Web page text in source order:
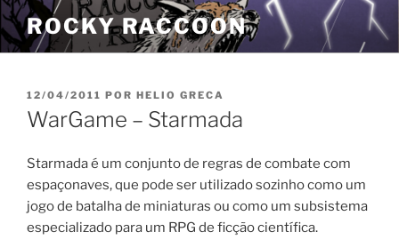
Pular
para
o
ROCKY RACCOON
PUBLICADO
EM
12/04/2011 POR HELIO GRECA
WarGame – Starmada
Starmada é um conjunto de regras de combate com
espaçonaves, que pode ser utilizado sozinho como um
jogo de batalha de miniaturas ou como um subsistema
especializado para um RPG de ficção científica.